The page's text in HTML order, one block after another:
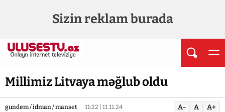
Sizin reklam burada
Millimiz Litvaya məğlub oldu
gundem / idman / manset 11:22 | 11.11.24 A- A A+